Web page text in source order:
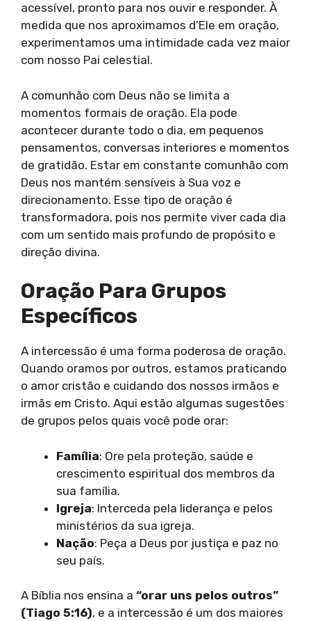
acessível, pronto para nos ouvir e responder. À
medida que nos aproximamos d’Ele em oração,
experimentamos uma intimidade cada vez maior
com nosso Pai celestial.
A comunhão com Deus não se limita a
momentos formais de oração. Ela pode
acontecer durante todo o dia, em pequenos
pensamentos, conversas interiores e momentos
de gratidão. Estar em constante comunhão com
Deus nos mantém sensíveis à Sua voz e
direcionamento. Esse tipo de oração é
transformadora, pois nos permite viver cada dia
com um sentido mais profundo de propósito e
direção divina.
Oração Para Grupos
Específicos
A intercessão é uma forma poderosa de oração.
Quando oramos por outros, estamos praticando
o amor cristão e cuidando dos nossos irmãos e
irmãs em Cristo. Aqui estão algumas sugestões
de grupos pelos quais você pode orar:
Família: Ore pela proteção, saúde e
crescimento espiritual dos membros da
sua família.
Igreja: Interceda pela liderança e pelos
ministérios da sua igreja.
Nação: Peça a Deus por justiça e paz no
seu país.
A Bíblia nos ensina a “orar uns pelos outros”
(Tiago 5:16), e a intercessão é um dos maiores